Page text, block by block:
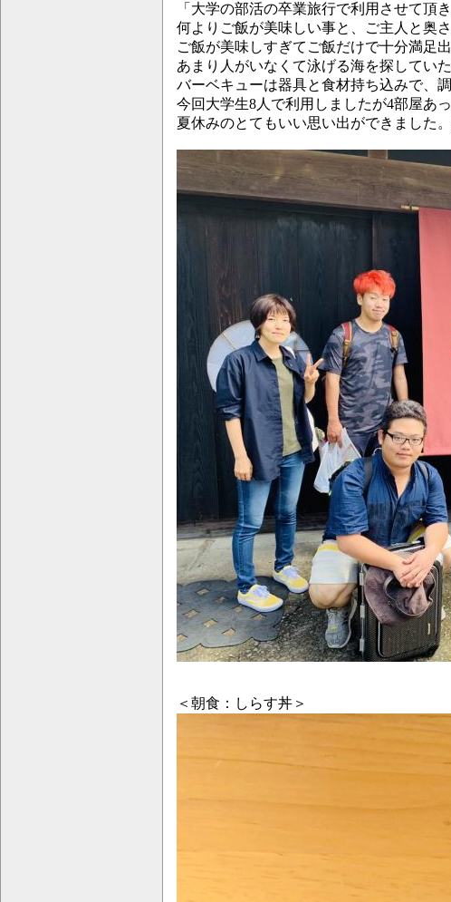
「大学の部活の卒業旅行で利用させて頂
何よりご飯が美味しい事と、ご主人と奥
ご飯が美味しすぎてご飯だけで十分満足出
あまり人がいなくて泳げる海を探してい
バーベキューは器具と食材持ち込みで、
今回大学生8人で利用しましたが4部屋あ
夏休みのとてもいい思い出ができました
＜朝食：しらす丼＞